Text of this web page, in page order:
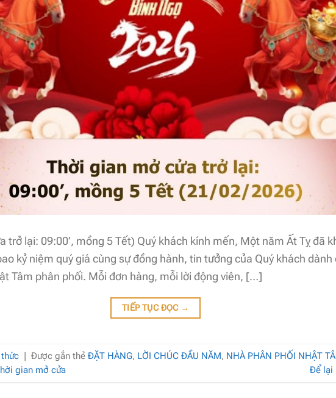
trở lại: 09:00’, mồng 5 Tết) Quý khách kính mến, Một năm Ất Tỵ đã
kỷ niệm quý giá cùng sự đồng hành, tin tưởng của Quý khách dành
Tâm phân phối. Mỗi đơn hàng, mỗi lời động viên, […]
TIẾP TỤC ĐỌC →
thức | Được gắn thẻ ĐẶT HÀNG, LỜI CHÚC ĐẦU NĂM, NHÀ PHÂN PHỐI NHẬT
gian mở cửa Để lại